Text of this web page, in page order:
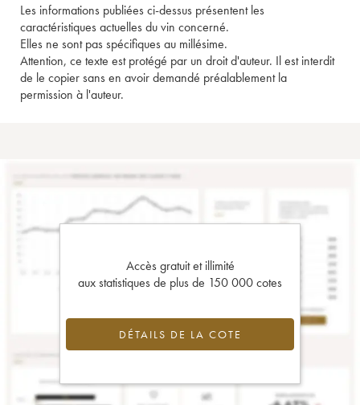
Les informations publiées ci-dessus présentent les
caractéristiques actuelles du vin concerné.
Elles ne sont pas spécifiques au millésime.
Attention, ce texte est protégé par un droit d'auteur. Il est interdit
de le copier sans en avoir demandé préalablement la
permission à l'auteur.
Accès gratuit et illimité
aux statistiques de plus de 150 000 cotes
DÉTAILS DE LA COTE